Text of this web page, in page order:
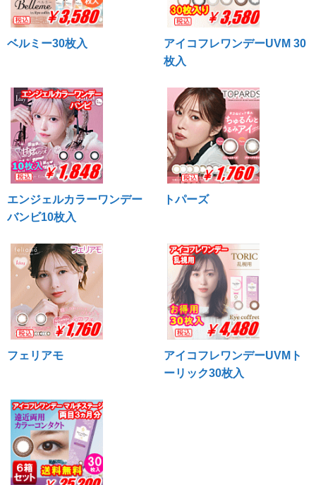
ベルミー30枚入
アイコフレワンデーUVM 30
枚入
エンジェルカラーワンデー
バンビ10枚入
トパーズ
フェリアモ
アイコフレワンデーUVMト
ーリック30枚入